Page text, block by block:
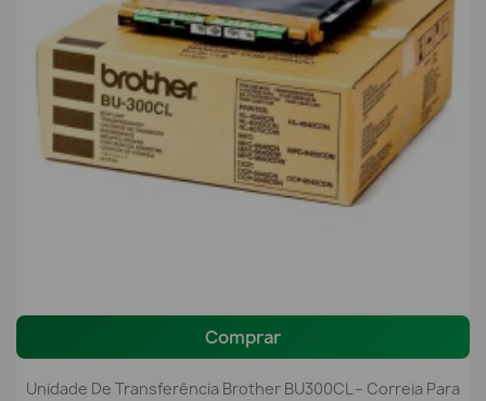
Comprar
Unidade De Transferência Brother BU300CL – Correia Para